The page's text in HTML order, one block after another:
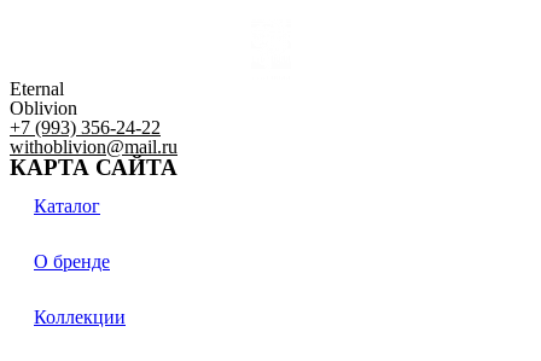
Eternal
Oblivion
+7 (993) 356-24-22
withoblivion@mail.ru
КАРТА САЙТА
Каталог
О бренде
Коллекции